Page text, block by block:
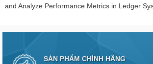
and Analyze Performance Metrics in Ledger
SẢN PHẨM CHÍNH HÃNG